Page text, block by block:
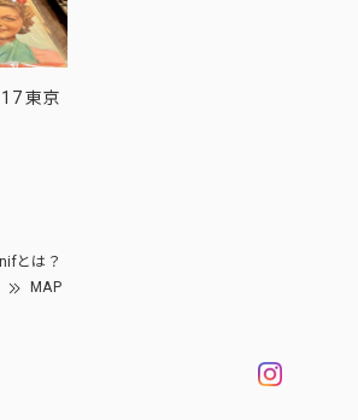
東京
とは？
MAP